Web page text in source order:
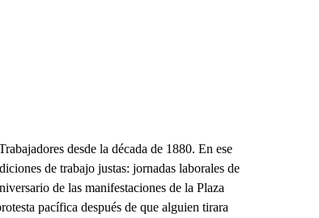
desde la década de 1880. En ese
de trabajo justas: jornadas laborales de
de las manifestaciones de la Plaza
pacífica después de que alguien tirara